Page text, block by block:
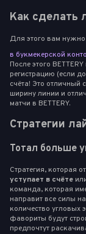
Как сделать
Для этого вам нужно
в букмекерской
После этого
регистрацию (если
счёта! Это отличный
ширину линии и
матчи в BETTERY.
Стратегии
Тотал больше
Стратегия, которая
уступает в счёте
команда, которая
направит все силы
количество угловых
фавориты будут
предпочтут